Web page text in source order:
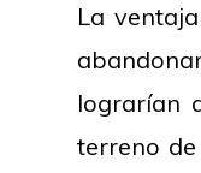
La
lograrían
terreno